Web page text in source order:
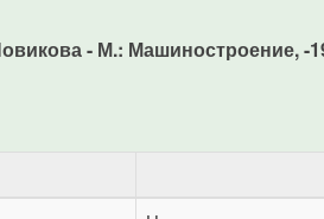
- М.: Машиностроение, -